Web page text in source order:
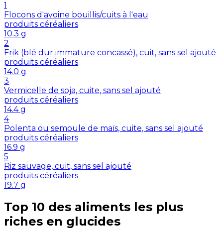
1
Flocons d'avoine bouillis/cuits à l'eau
produits céréaliers
10.3 g
2
Frik (blé dur immature concassé), cuit, sans sel ajouté
produits céréaliers
14.0 g
3
Vermicelle de soja, cuite, sans sel ajouté
produits céréaliers
14.4 g
4
Polenta ou semoule de maïs, cuite, sans sel ajouté
produits céréaliers
16.9 g
5
Riz sauvage, cuit, sans sel ajouté
produits céréaliers
19.7 g
Top 10 des aliments les plus
riches en glucides